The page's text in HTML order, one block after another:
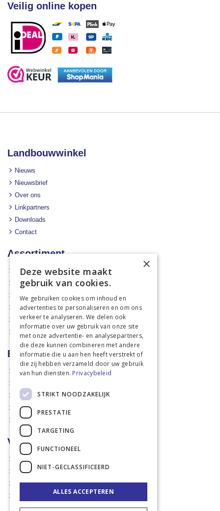
Veilig online kopen
Landbouwwinkel
Nieuws
Nieuwsbrief
Over ons
Linkpartners
Downloads
Contact
Assortiment
Aanbiedingen
Mechanisatie
Stal & Erf
Weidetechniek
Dierbenodigdheden
Actiefolders
Betalen en verzenden
Hoe bestellen?
Afhaalmogelijkheden
Verzendkosten
Retouren
Voorwaarden
Disclaimer
Privacy policy & Cookies
Algemene voorwaarden
Garantie en klachten
×
Deze website maakt
gebruik van cookies.
We gebruiken cookies om inhoud en
advertenties te personaliseren en om ons
verkeer te analyseren. We delen ook
informatie over uw gebruik van onze site
met onze advertentie- en analysepartners,
die deze kunnen combineren met andere
informatie die u aan hen heeft verstrekt of
die zij hebben verzameld door uw gebruik
van hun diensten. Privacybeleid
STRIKT NOODZAKELIJK
PRESTATIE
TARGETING
FUNCTIONEEL
NIET-GECLASSIFICEERD
ALLES ACCEPTEREN